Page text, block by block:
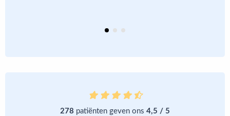
278 patiënten geven ons 4,5 / 5